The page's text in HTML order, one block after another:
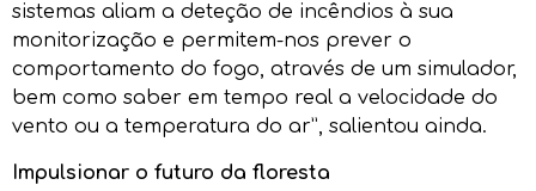
sistemas aliam a deteção de incêndios à sua
monitorização e permitem-nos prever o
comportamento do fogo, através de um simulador,
bem como saber em tempo real a velocidade do
vento ou a temperatura do ar”, salientou ainda.
Impulsionar o futuro da floresta